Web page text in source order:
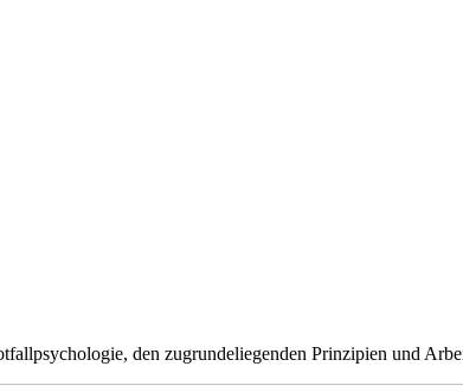
den zugrundeliegenden Prinzipien und